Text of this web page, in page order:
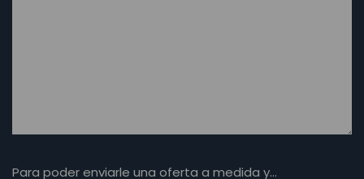
Para poder enviarle una oferta a medida y…